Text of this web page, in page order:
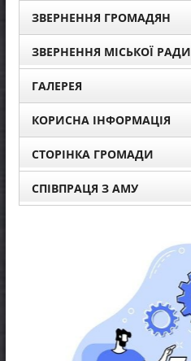
ЗВЕРНЕННЯ ГРОМАДЯН
ЗВЕРНЕННЯ МІСЬКОЇ РАДИ
ГАЛЕРЕЯ
КОРИСНА ІНФОРМАЦІЯ
СТОРІНКА ГРОМАДИ
СПІВПРАЦЯ З АМУ